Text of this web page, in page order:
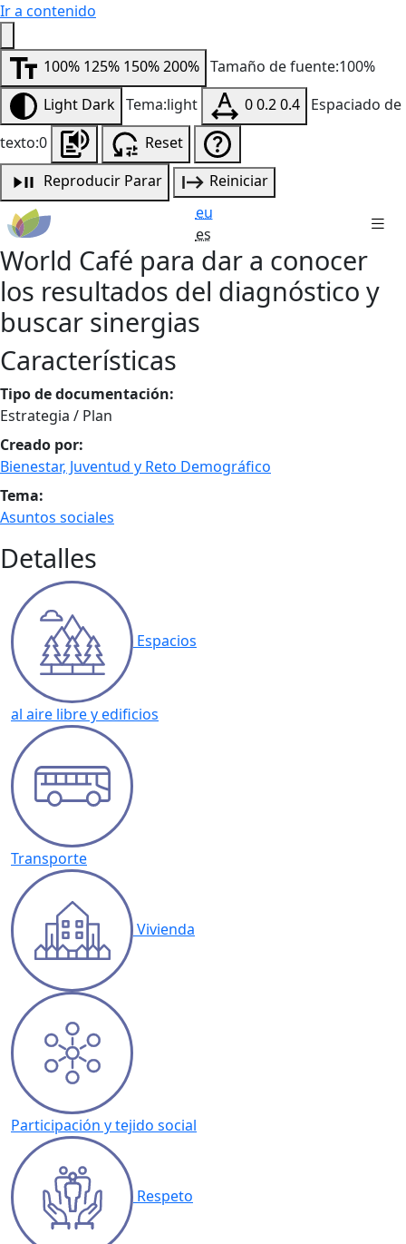
Ir a contenido
100% 125% 150%200% Tamaño de fuente:100%
Light Dark Tema:light 00.20.4 Espaciado de
texto:0
Reset
Reproducir Parar
Reiniciar
eu
es
World Café para dar a conocer
los resultados del diagnóstico y
buscar sinergias
Características
Tipo de documentación:
Estrategia / Plan
Creado por:
Bienestar, Juventud y Reto Demográfico
Tema:
Asuntos sociales
Detalles
Espacios
al aire libre y edificios
Transporte
Vivienda
Participación y tejido social
Respeto